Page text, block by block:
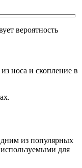
вероятность
носа и скопление в
из популярных
для